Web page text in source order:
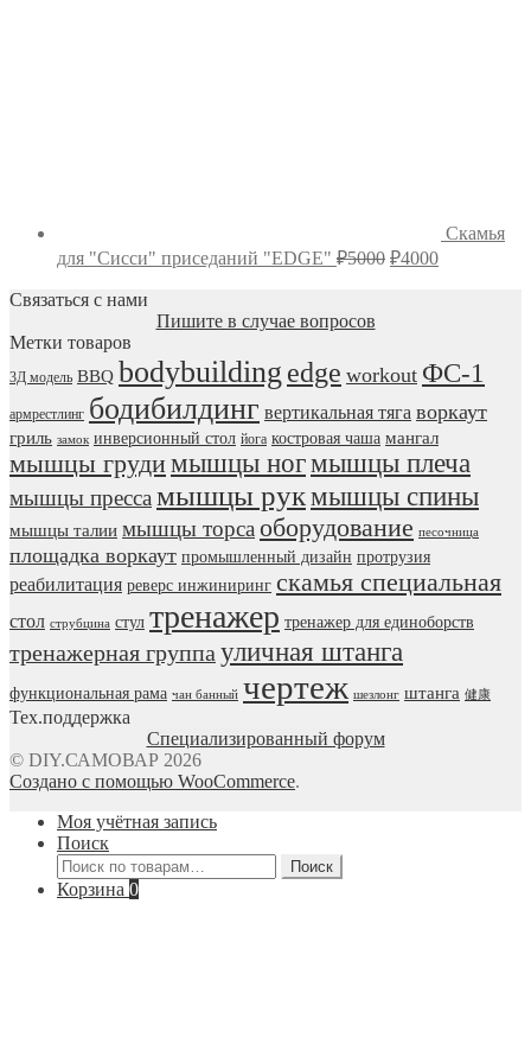
Скамья
для "Сисси" приседаний "EDGE" ₽5000 Первоначальная
₽4000Текущая
Связаться с нами
Пишите в случае вопросов
Метки товаров
3Д модель BBQ bodybuilding edge workout ФС-1
армрестлинг бодибилдинг вертикальная тяга воркаут
гриль замок инверсионный стол йога костровая чаша мангал
мышцы грудимышцы ногмышцы плеча
мышцы пресса мышцы рукмышцы спины
мышцы талии мышцы торса оборудование песочница
площадка воркаут промышленный дизайн протрузия
реабилитация реверс инжиниринг скамья специальная
стол струбцина стул тренажер тренажер для единоборств
тренажерная группа уличная штанга
функциональная рама чан банный чертеж шезлонг штанга 健康
Тех.поддержка
Специализированный форум
© DIY.САМОВАР 2026
Создано с помощью WooCommerce.
Моя учётная запись
Поиск
Искать:
Поиск
Корзина 0